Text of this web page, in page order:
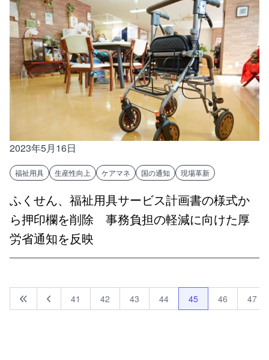
2023年5月16日
福祉用具 生産性向上 ケアマネ 国の通知 現場革新
ふくせん、福祉用具サービス計画書の様式か
ら押印欄を削除 事務負担の軽減に向けた厚
労省通知を反映
41 42 43 44 45 46 47